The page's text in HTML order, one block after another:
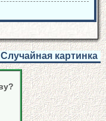
Случайная картинка